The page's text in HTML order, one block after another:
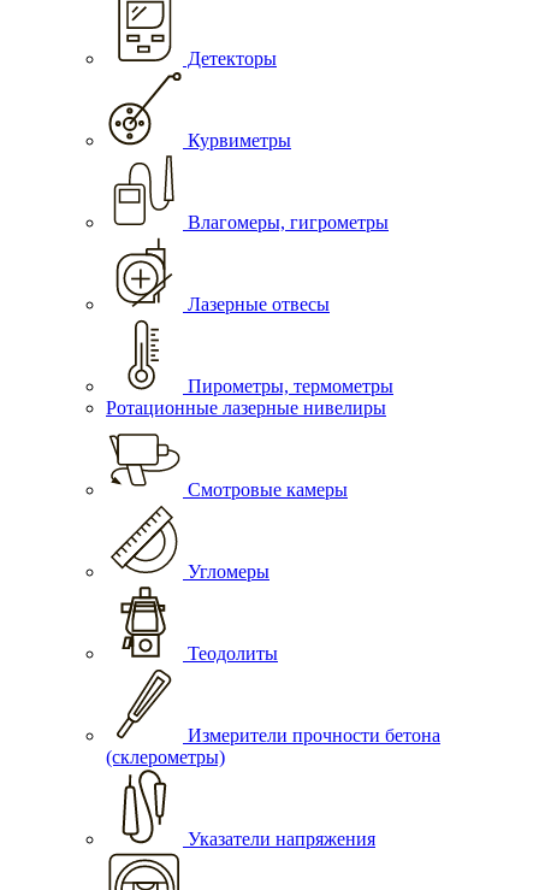
Детекторы
Курвиметры
Влагомеры, гигрометры
Лазерные отвесы
Пирометры, термометры
Ротационные лазерные нивелиры
Смотровые камеры
Угломеры
Теодолиты
Измерители прочности бетона
(склерометры)
Указатели напряжения